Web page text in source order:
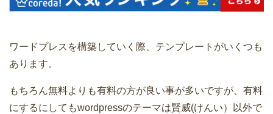
ワードプレスを構築していく際、テンプレートがいくつも
あります。
もちろん無料よりも有料の方が良い事が多いですが、有料
にするにしてもwordpressのテーマは賢威(けんい）以外で